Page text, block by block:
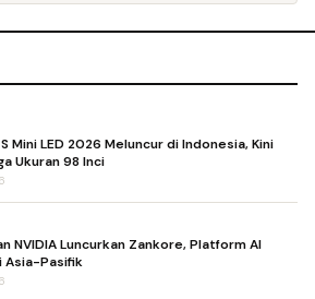
Mini LED 2026 Meluncur di Indonesia, Kini
Ukuran 98 Inci
NVIDIA Luncurkan Zankore, Platform AI
Asia-Pasifik